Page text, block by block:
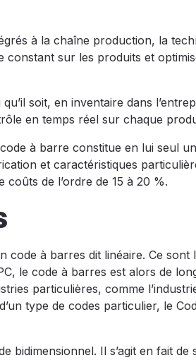
à la chaîne production, la
sur les produits et
soit, en inventaire dans
en temps réel sur chaque
à barre constitue en lui seul
et caractéristiques
de l’ordre de 15 à 20 %.
code à barres dit linéaire. Ce sont
le code à barres est alors de
particulières, comme
type de codes particulier, le
Il s’agit en fait de